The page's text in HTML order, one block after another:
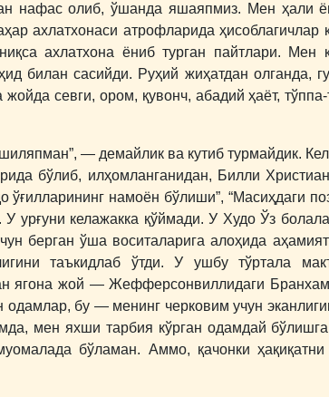
нафас олиб, ўшанда яшаяпмиз. Мен ҳали
ахлатхонаси атрофларида ҳисоблагичлар
ахлатхона ёниб турган пайтлари. Мен
билан сасийди. Руҳий жиҳатдан олганда,
севги, ором, қувонч, абадий ҳаёт, тўппа-
― демайлик ва кутиб турмайдик.
бўлиб, илҳомланганидан, Билли
намоён бўлиши”, “Масиҳдаги
урғуни келажакка қўймади. У Худо Ўз
берган ўша воситаларига алоҳида
таъкидлаб ўтди. У ушбу тўртала
ягона жой ― Жефферсонвиллидаги
бу ― менинг черковим учун
мен яхши тарбия кўрган одамдай
бўламан. Аммо, қачонки ҳақиқатни